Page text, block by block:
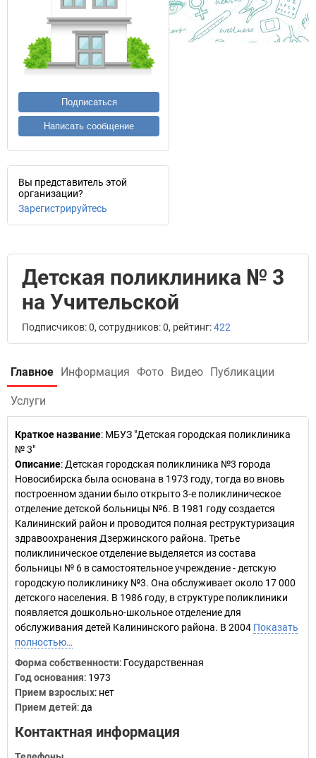
Подписаться
Написать сообщение
Вы представитель этой
организации?
Зарегистрируйтесь
Детская поликлиника № 3
на Учительской
Подписчиков: 0, сотрудников: 0, рейтинг:422
Главное Информация Фото Видео Публикации
Услуги
Краткое название: МБУЗ "Детская городская поликлиника
№ 3"
Описание: Детская городская поликлиника №3 города
Новосибирска была основана в 1973 году, тогда во вновь
построенном здании было открыто 3-е поликлиническое
отделение детской больницы №6. В 1981 году создается
Калининский район и проводится полная реструктуризация
здравоохранения Дзержинского района. Третье
поликлиническое отделение выделяется из состава
больницы № 6 в самостоятельное учреждение - детскую
городскую поликлинику №3. Она обслуживает около 17 000
детского населения. В 1986 году, в структуре поликлиники
появляется дошкольно-школьное отделение для
обслуживания детей Калининского района. В 2004 Показать
полностью…
Форма собственности: Государственная
Год основания: 1973
Прием взрослых: нет
Прием детей: да
Контактная информация